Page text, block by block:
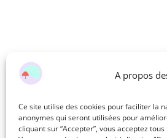
A propos
Ce site utilise des cookies pour faciliter la
anonymes qui seront utilisées pour
cliquant sur “Accepter”, vous acceptez